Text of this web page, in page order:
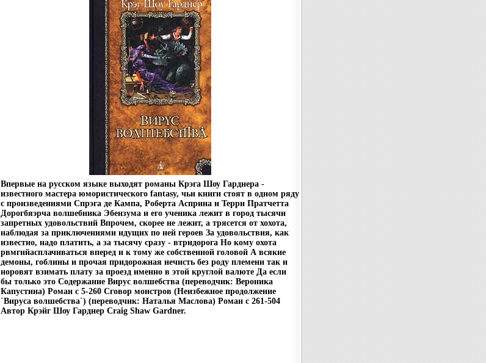
Впервые на русском языке выходят романы Крэга Шоу Гарднера -
известного мастера юмористического fantasy, чьи книги стоят в одном ряду
с произведениями Спрэга де Кампа, Роберта Асприна и Терри Пратчетта
Дорогбяэрча волшебника Эбензума и его ученика лежит в город тысячи
запретных удовольствий Впрочем, скорее не лежит, а трясется от хохота,
наблюдая за приключениями идущих по ней героев За удовольствия, как
известно, надо платить, а за тысячу сразу - втридорога Но кому охота
рвмгнйасплачиваться вперед и к тому же собственной головой А всякие
демоны, гоблины и прочая придорожная нечисть без роду племени так и
норовят взимать плату за проезд именно в этой круглой валюте Да если
бы только это Содержание Вирус волшебства (переводчик: Вероника
Капустина) Роман c 5-260 Сговор монстров (Неизбежное продолжение
`Вируса волшебства`) (переводчик: Наталья Маслова) Роман c 261-504
Автор Крэйг Шоу Гарднер Craig Shaw Gardner.